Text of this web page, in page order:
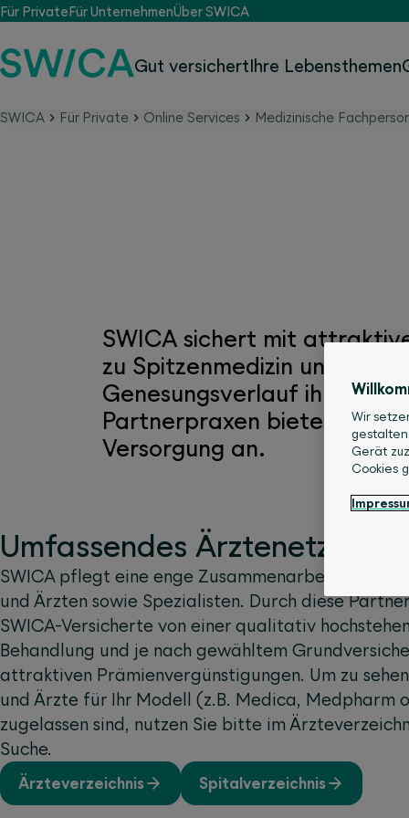
Für PrivateFür UnternehmenÜber SWICA
Gut versichertIhre Lebensthemen
SWICA Für Private Online Services Medizinische
SWICA sichert mit
zu Spitzenmedizin und
Genesungsverlauf ihrer
Partnerpraxen bieten eine
Versorgung an.
Umfassendes Ärztenetzwerk
SWICA pflegt eine enge Zusammenarbeit mit
und Ärzten sowie Spezialisten. Durch diese
SWICA-Versicherte von einer qualitativ
Behandlung und je nach gewähltem
attraktiven Prämienvergünstigungen. Um zu
und Ärzte für Ihr Modell (z.B. Medica, Medpharm
zugelassen sind, nutzen Sie bitte im
Suche.
Ärzteverzeichnis Spitalverzeichnis
Wir
Gerät
Cookies